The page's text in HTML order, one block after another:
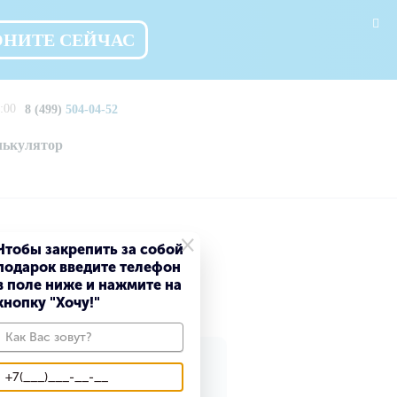
СЕЙЧАС
8 (499) 504-04-52
×
закрепить за собой
введите телефон
поле ниже и нажмите на
"Хочу!"